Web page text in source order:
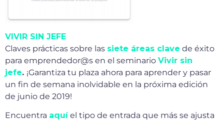
VIVIR SIN JEFE
Claves prácticas sobre las siete áreas clave de éxito
para emprendedor@s en el seminario Vivir sin
jefe. ¡Garantiza tu plaza ahora para aprender y pasar
un fin de semana inolvidable en la próxima edición
de junio de 2019!
Encuentra aquíel tipo de entrada que más se ajusta